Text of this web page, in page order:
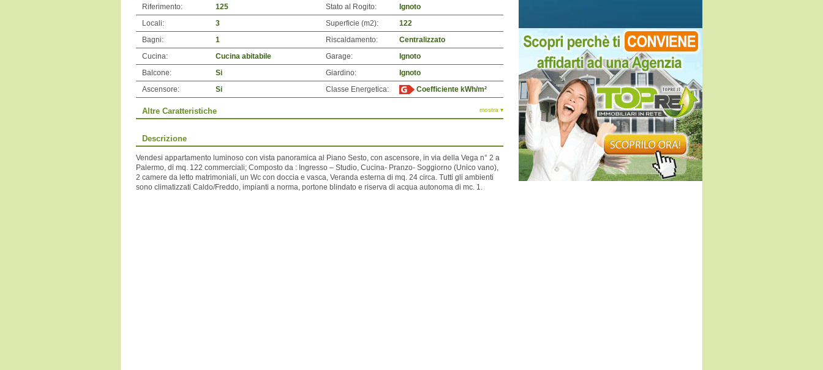
Riferimento:
125 Stato al Rogito:
Ignoto
Locali:
3 Superficie (m2):
122
Bagni:
1 Riscaldamento:
Centralizzato
Cucina:
Cucina abitabile Garage:
Ignoto
Balcone:
Si Giardino:
Ignoto
Ascensore:
Si Classe Energetica: Coefficiente kWh/m²
Altre Caratteristiche mostra ▾
Descrizione
Vendesi appartamento luminoso con vista panoramica al Piano Sesto, con ascensore, in via della Vega n° 2 a
Palermo, di mq. 122 commerciali; Composto da : Ingresso – Studio, Cucina- Pranzo- Soggiorno (Unico vano),
2 camere da letto matrimoniali, un Wc con doccia e vasca, Veranda esterna di mq. 24 circa. Tutti gli ambienti
sono climatizzati Caldo/Freddo, impianti a norma, portone blindato e riserva di acqua autonoma di mc. 1.